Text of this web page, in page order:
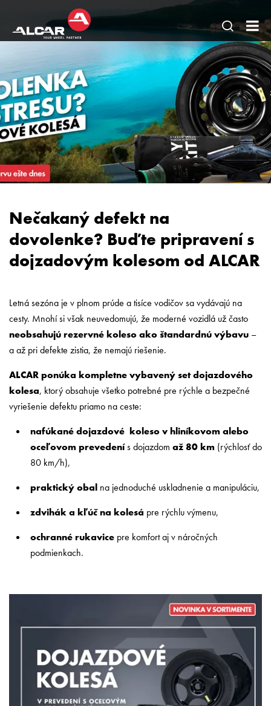
Otvoriť
na
stránke
-
alu
Nečakaný defekt na
dovolenke? Buďte pripravení s
dojzadovým kolesom od ALCAR
Letná sezóna je v plnom prúde a tisíce vodičov sa vydávajú na
cesty. Mnohí si však neuvedomujú, že moderné vozidlá už často
neobsahujú rezervné koleso ako štandardnú výbavu –
a až pri defekte zistia, že nemajú riešenie.
ALCAR ponúka kompletne vybavený set dojazdového
kolesa, ktorý obsahuje všetko potrebné pre rýchle a bezpečné
vyriešenie defektu priamo na ceste:
nafúkané dojazdové koleso v hliníkovom alebo
oceľovom prevedenís dojazdom až 80 km (rýchlosť do
80 km/h),
praktický obal na jednoduché uskladnenie a manipuláciu,
zdvihák a kľúč na kolesá pre rýchlu výmenu,
ochranné rukavice pre komfort aj v náročných
podmienkach.